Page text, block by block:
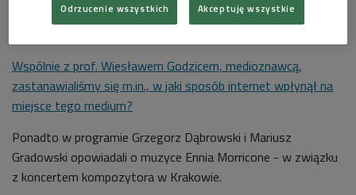
Prymat kultury obrazkowej stwarza paradoksalnie szansę dla radia. Młodzi
mogą w radiu znaleźć to, czego nie znajdą poza nim. Foto:
Wspólnie z prof. Wiesławem Godzicem, medioznawcą,
zastanawialiśmy się m.in., w jaki sposób internet wpłynął na
miejsce tego medium?
Ponadto w programie Grzegorz Dąbrowski i Mariusz
Gradowski opowiadali o muzyce Ennia Morricone - w związku
z koncertem kompozytora w Krakowie.
Odrzucenie wszystkich Akceptuję wszystkie